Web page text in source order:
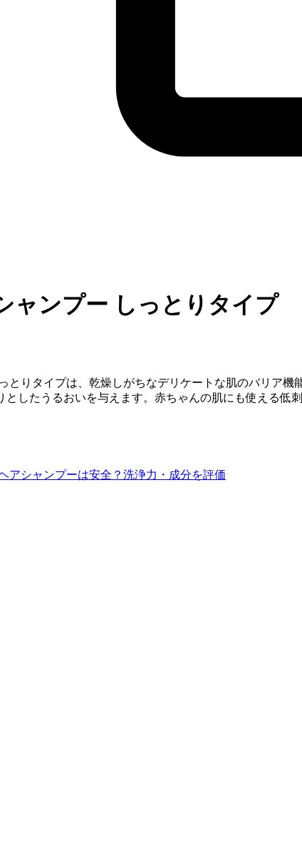
ャンプー しっとりタイプ
とりタイプは、乾燥しがちなデリケートな肌のバリア
としたうるおいを与えます。赤ちゃんの肌にも使える低
アシャンプーは安全？洗浄力・成分を評価